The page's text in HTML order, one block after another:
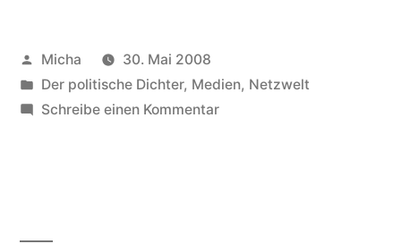
Veröffentlicht
von
Micha
30. Mai 2008
Veröffentlicht
unter
Der politische Dichter, Medien, Netzwelt
Schreibe einen Kommentarzu